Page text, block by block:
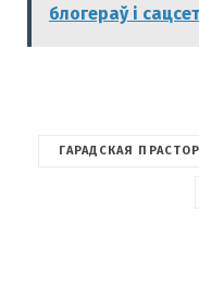
блогераў і
ГАРАДСКАЯ